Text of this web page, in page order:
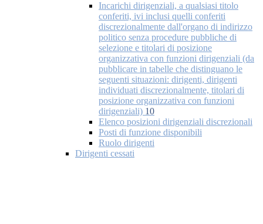
Incarichi dirigenziali, a qualsiasi titolo
conferiti, ivi inclusi quelli conferiti
discrezionalmente dall'organo di indirizzo
politico senza procedure pubbliche di
selezione e titolari di posizione
organizzativa con funzioni dirigenziali (da
pubblicare in tabelle che distinguano le
seguenti situazioni: dirigenti, dirigenti
individuati discrezionalmente, titolari di
posizione organizzativa con funzioni
dirigenziali) 10
Elenco posizioni dirigenziali discrezionali
Posti di funzione disponibili
Ruolo dirigenti
Dirigenti cessati